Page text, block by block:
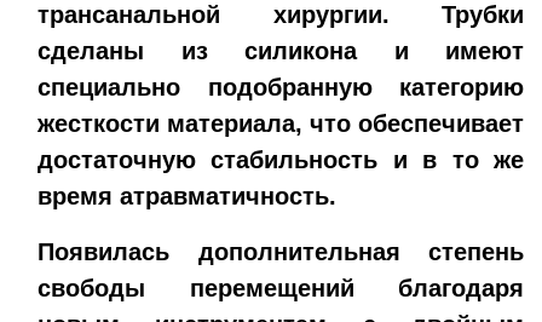
трансанальной хирургии. Трубки
сделаны из силикона и имеют
специально подобранную категорию
жесткости материала, что обеспечивает
достаточную стабильность и в то же
время атравматичность.
Появилась дополнительная степень
свободы перемещений благодаря